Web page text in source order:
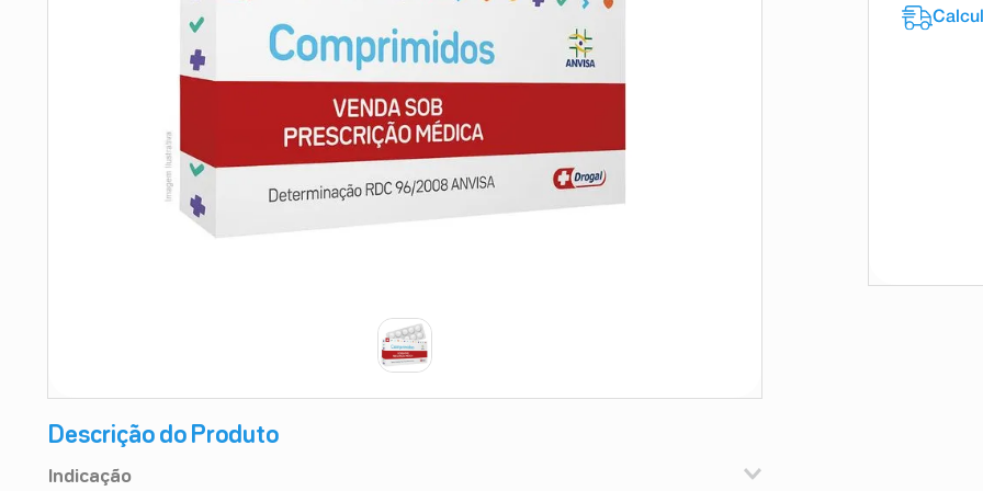
Descrição do Produto
Indicação
10ºabsorvente